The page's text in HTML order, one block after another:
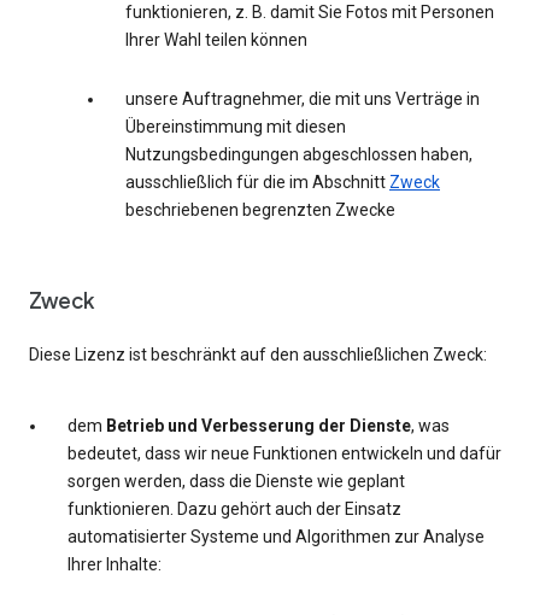
funktionieren, z. B. damit Sie Fotos mit Personen
Ihrer Wahl teilen können
unsere Auftragnehmer, die mit uns Verträge in
Übereinstimmung mit diesen
Nutzungsbedingungen abgeschlossen haben,
ausschließlich für die im Abschnitt Zweck
beschriebenen begrenzten Zwecke
Zweck
Diese Lizenz ist beschränkt auf den ausschließlichen Zweck:
dem Betrieb und Verbesserung der Dienste, was
bedeutet, dass wir neue Funktionen entwickeln und dafür
sorgen werden, dass die Dienste wie geplant
funktionieren. Dazu gehört auch der Einsatz
automatisierter Systeme und Algorithmen zur Analyse
Ihrer Inhalte: